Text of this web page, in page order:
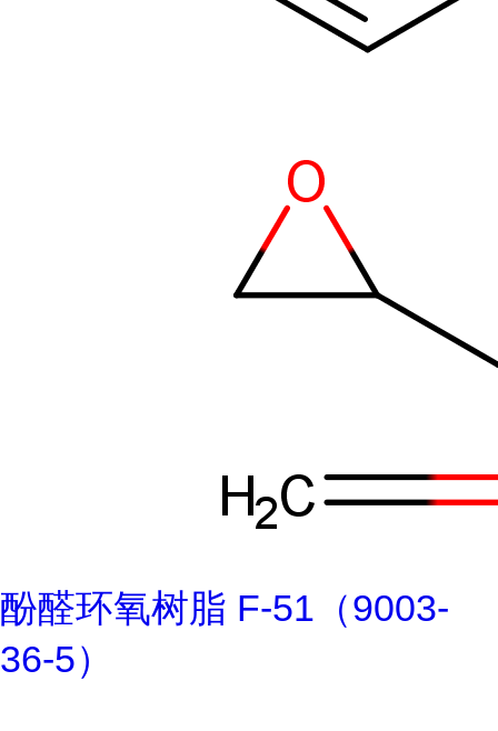
酚醛环氧树脂 F-51（9003-
36-5）